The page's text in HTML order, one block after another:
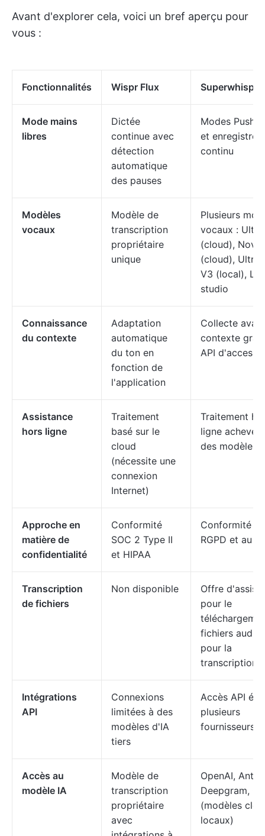
Avant d'explorer cela, voici un bref aperçu pour
vous :
Fonctionnalités Wispr Flux Superwhisper
Mode mains
libres
Dictée
continue avec
détection
automatique
des pauses
Modes Push-
et
continu
Modèles
vocaux
Modèle de
transcription
propriétaire
unique
Plusieurs
vocaux : Ultra
(cloud), Nova
(cloud), Ultra
V3 (local), LM
studio
Connaissance
du contexte
Adaptation
automatique
du ton en
fonction de
l'application
Collecte
contexte
API
Assistance
hors ligne
Traitement
basé sur le
cloud
(nécessite une
connexion
Internet)
Traitement
ligne achevé
des modèles
Approche en
matière de
confidentialité
Conformité
SOC 2 Type II
et HIPAA
Conformité au
RGPD et au
Transcription
de fichiers
Non disponible
Offre
pour le
fichiers
pour la
transcription.
Intégrations
API
Connexions
limitées à des
modèles d'IA
tiers
Accès API
plusieurs
fournisseurs
Accès au
modèle IA
Modèle de
transcription
propriétaire
avec
OpenAI,
Deepgram,
(modèles
locaux)